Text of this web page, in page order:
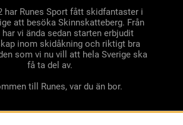
har Runes Sport fått skidfantaster i
att besöka Skinnskatteberg. Från
vi ända sedan starten erbjudit
inom skidåkning och riktigt bra
som vi nu vill att hela Sverige ska
få ta del av.
till Runes, var du än bor.